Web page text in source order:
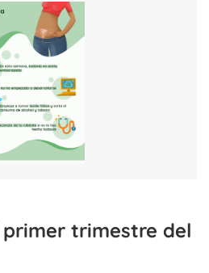
trimestre del